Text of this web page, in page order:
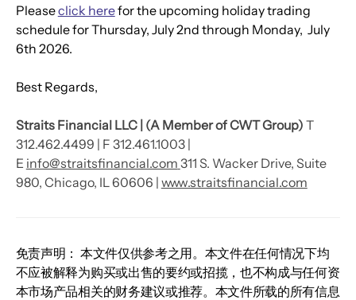
Please click here for the upcoming holiday trading
schedule for Thursday, July 2nd through Monday,  July
6th 2026.
Best Regards,
Straits Financial LLC | (A Member of CWT Group) T
312.462.4499 | F 312.461.1003 |
E info@straitsfinancial.com 311 S. Wacker Drive, Suite
980, Chicago, IL 60606 | www.straitsfinancial.com
免责声明： 本文件仅供参考之用。本文件在任何情况下均
不应被解释为购买或出售的要约或招揽，也不构成与任何资
本市场产品相关的财务建议或推荐。本文件所载的所有信息